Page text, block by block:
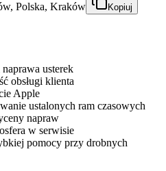
Polska, Kraków Kopiuj
usterek
obsługi klienta
Apple
ustalonych ram czasowych
napraw
w serwisie
pomocy przy drobnych